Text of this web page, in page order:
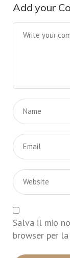
Add your
Salva il mio
browser per